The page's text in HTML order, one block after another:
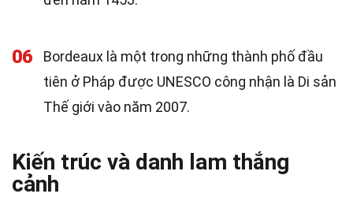
06
Bordeaux là một trong những thành phố đầu
tiên ở Pháp được UNESCO công nhận là Di sản
Thế giới vào năm 2007.
Kiến trúc và danh lam thắng
cảnh